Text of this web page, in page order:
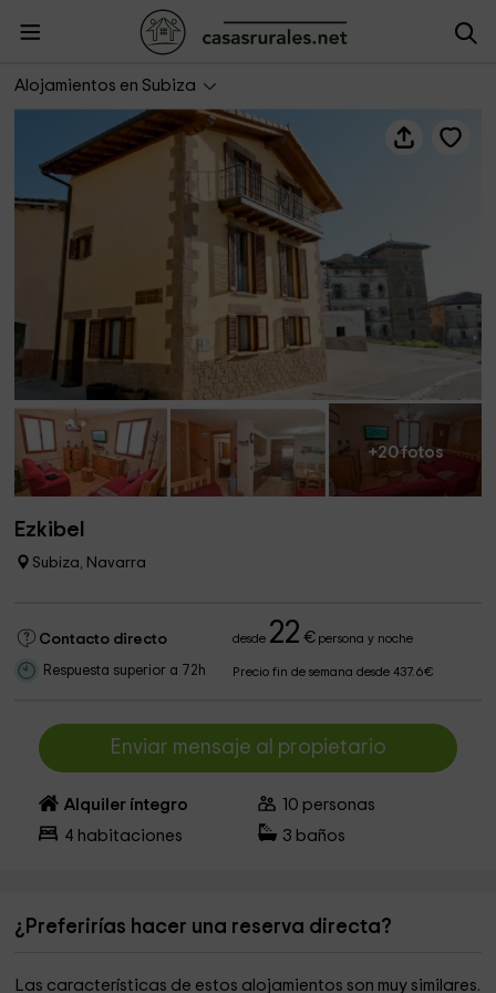
Alojamientos en Subiza
+20 fotos
Ezkibel
Subiza, Navarra
Contacto directo desde 22 €persona y noche
Respuesta superior a 72h Precio fin de semana desde 437.6€
Enviar mensaje al propietario
Alquiler íntegro 10 personas
4 habitaciones 3 baños
¿Preferirías hacer una reserva directa?
Las características de estos alojamientos son muy similares.